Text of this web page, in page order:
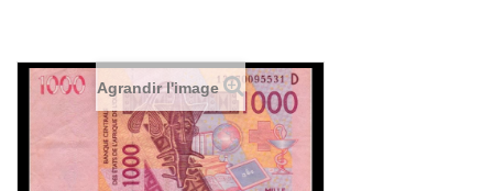
Agrandir l'image